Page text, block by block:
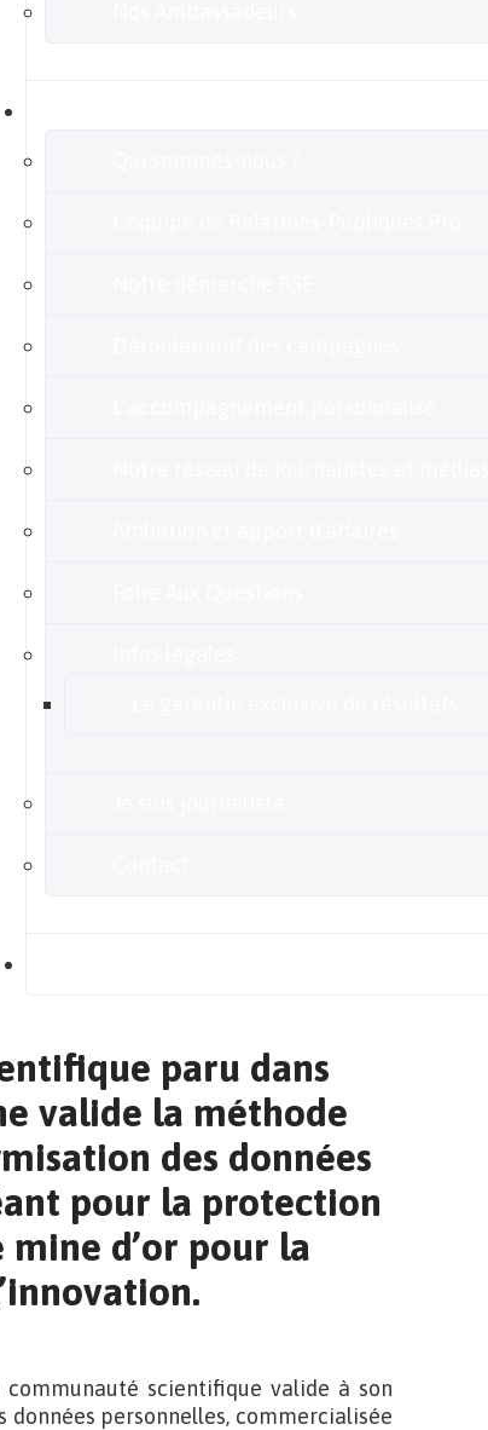
paru dans
valide la méthode
des données
pour la protection
d’or pour la
communauté scientifique valide à son
données personnelles, commercialisée